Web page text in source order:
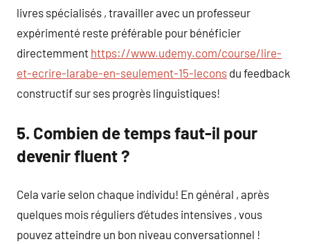
livres spécialisés , travailler avec un professeur
expérimenté reste préférable pour bénéficier
directemment https://www.udemy.com/course/lire-
et-ecrire-larabe-en-seulement-15-lecons du feedback
constructif sur ses progrès linguistiques!
5. Combien de temps faut-il pour
devenir fluent ?
Cela varie selon chaque individu! En général , après
quelques mois réguliers d’études intensives , vous
pouvez atteindre un bon niveau conversationnel !